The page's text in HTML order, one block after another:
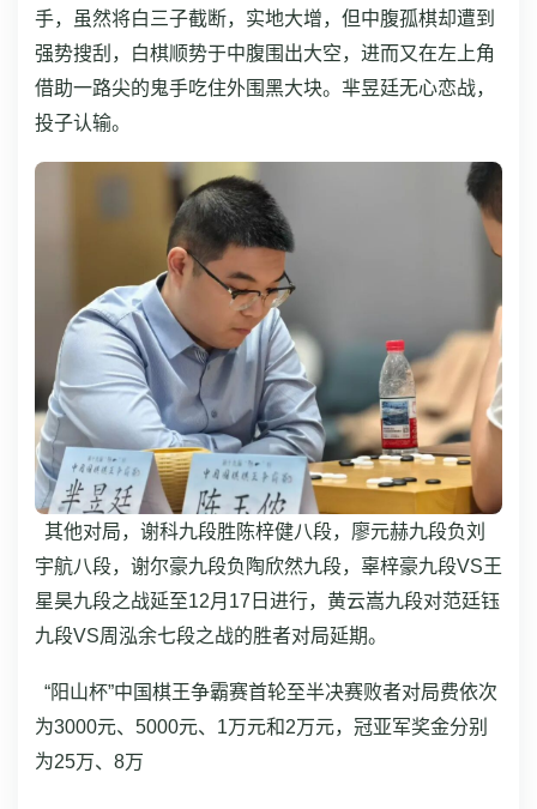
手，虽然将白三子截断，实地大增，但中腹孤棋却遭到
强势搜刮，白棋顺势于中腹围出大空，进而又在左上角
借助一路尖的鬼手吃住外围黑大块。芈昱廷无心恋战，
投子认输。
其他对局，谢科九段胜陈梓健八段，廖元赫九段负刘
宇航八段，谢尔豪九段负陶欣然九段，辜梓豪九段VS王
星昊九段之战延至12月17日进行，黄云嵩九段对范廷钰
九段VS周泓余七段之战的胜者对局延期。
“阳山杯”中国棋王争霸赛首轮至半决赛败者对局费依次
为3000元、5000元、1万元和2万元，冠亚军奖金分别
为25万、8万